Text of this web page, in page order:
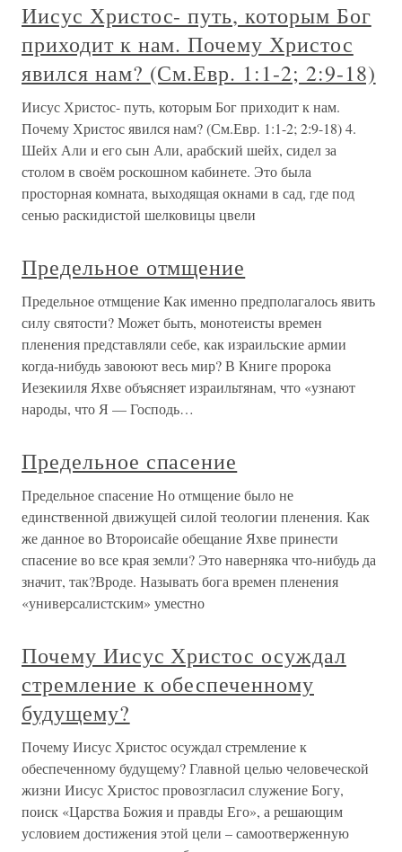
Иисус Христос- путь, которым Бог
приходит к нам. Почему Христос
явился нам? (См.Евр. 1:1-2; 2:9-18)
Иисус Христос- путь, которым Бог приходит к нам.
Почему Христос явился нам? (См.Евр. 1:1-2; 2:9-18) 4.
Шейх Али и его сын Али, арабский шейх, сидел за
столом в своём роскошном кабинете. Это была
просторная комната, выходящая окнами в сад, где под
сенью раскидистой шелковицы цвели
Предельное отмщение
Предельное отмщение Как именно предполагалось явить
силу святости? Может быть, монотеисты времен
пленения представляли себе, как израильские армии
когда-нибудь завоюют весь мир? В Книге пророка
Иезекииля Яхве объясняет израильтянам, что «узнают
народы, что Я — Господь…
Предельное спасение
Предельное спасение Но отмщение было не
единственной движущей силой теологии пленения. Как
же данное во Второисайе обещание Яхве принести
спасение во все края земли? Это наверняка что-нибудь да
значит, так?Вроде. Называть бога времен пленения
«универсалистским» уместно
Почему Иисус Христос осуждал
стремление к обеспеченному
будущему?
Почему Иисус Христос осуждал стремление к
обеспеченному будущему? Главной целью человеческой
жизни Иисус Христос провозгласил служение Богу,
поиск «Царства Божия и правды Его», а решающим
условием достижения этой цели – самоотверженную